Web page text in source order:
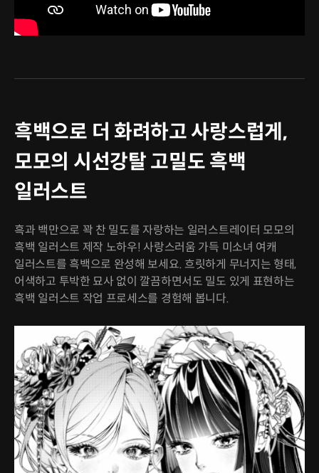
흑백으로 더 화려하고 사랑스럽게,
모모의 시선강탈 고밀도 흑백
일러스트
흑과 백만으로 꽉 찬 밀도를 자랑하는 일러스트레이터 모모의
흑백 일러스트 제작 노하우! 사랑스러움 가득 미소녀 여캐
일러스트를 흑백으로 완성해 보세요. 흐릿하게 무너지는 형태,
어색하고 투박한 묘사 없이 깔끔하면서도 밀도 있게 표현하는
흑백 일러스트 작업 프로세스를 경험해 봅니다.